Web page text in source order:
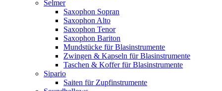
Selmer
Saxophon Sopran
Saxophon Alto
Saxophon Tenor
Saxophon Bariton
Mundstücke für Blasinstrumente
Zwingen & Kapseln für Blasinstrumente
Taschen & Koffer für Blasinstrumente
Sipario
Saiten für Zupfinstrumente